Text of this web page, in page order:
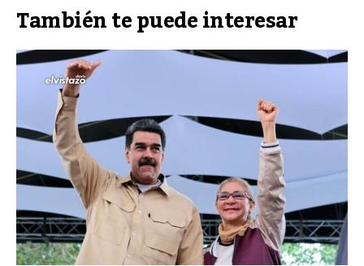
También te puede interesar